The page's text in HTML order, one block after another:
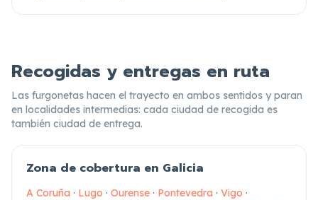
Recogidas y entregas en ruta
Las furgonetas hacen el trayecto en ambos sentidos y paran
en localidades intermedias: cada ciudad de recogida es
también ciudad de entrega.
Zona de cobertura en Galicia
A Coruña · Lugo · Ourense · Pontevedra · Vigo ·